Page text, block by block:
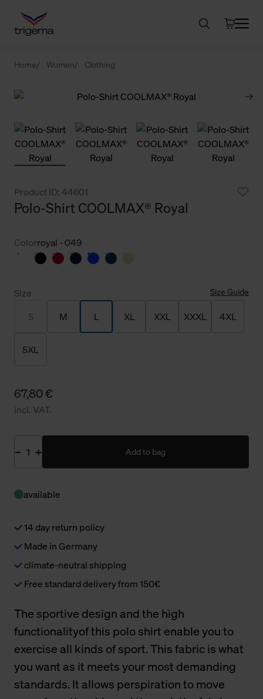
Home Women Clothing
Product ID: 44601
Polo-Shirt COOLMAX® Royal
Colorroyal - 049
Size Size Guide
S M L XL XXL XXXL 4XL
5XL
67,80 €
incl. VAT.
Add to bag
available
14 day return policy
Made in Germany
climate-neutral shipping
Free standard delivery from 150€
The sportive design and the high
functionalityof this polo shirt enable you to
exercise all kinds of sport. This fabric is what
you want as it meets your most demanding
standards. It allows perspiration to move